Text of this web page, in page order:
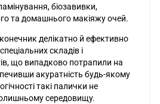
біозавивки,
та домашнього макіяжу очей.
делікатно й ефективно
складів і
що випадково потрапили на
акуратність будь-якому
такі палички не
середовищу.